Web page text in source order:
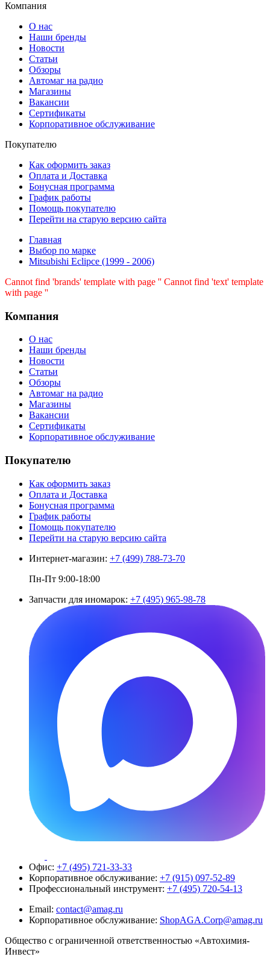
Компания
О нас
Наши бренды
Новости
Статьи
Обзоры
Автомаг на радио
Магазины
Вакансии
Сертификаты
Корпоративное обслуживание
Покупателю
Как оформить заказ
Оплата и Доставка
Бонусная программа
График работы
Помощь покупателю
Перейти на старую версию сайта
Главная
Выбор по марке
Mitsubishi Eclipce (1999 - 2006)
Cannot find 'brands' template with page '' Cannot find 'text' template
with page ''
Компания
О нас
Наши бренды
Новости
Статьи
Обзоры
Автомаг на радио
Магазины
Вакансии
Сертификаты
Корпоративное обслуживание
Покупателю
Как оформить заказ
Оплата и Доставка
Бонусная программа
График работы
Помощь покупателю
Перейти на старую версию сайта
Интернет-магазин: +7 (499) 788-73-70
Пн-Пт 9:00-18:00
Запчасти для иномарок: +7 (495) 965-98-78
Офис: +7 (495) 721-33-33
Корпоративное обслуживание: +7 (915) 097-52-89
Профессиональный инструмент: +7 (495) 720-54-13
Email: contact@amag.ru
Корпоративное обслуживание: ShopAGA.Corp@amag.ru
Общество с ограниченной ответственностью «Автохимия-
Инвест»